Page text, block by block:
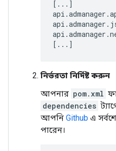
[...]
[...]
নির্ভরতা নির্দিষ্ট করুন
আপনার pom.xml
dependencies
আপনি Github এ
পারেন।